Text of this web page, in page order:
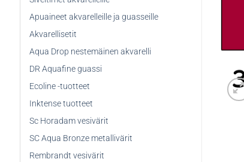
Apuaineet akvarelleille ja guasseille
Akvarellisetit
Aqua Drop nestemäinen akvarelli
DR Aquafine guassi
Ecoline -tuotteet
Inktense tuotteet
Sc Horadam vesivärit
SC Aqua Bronze metallivärit
Rembrandt vesivärit